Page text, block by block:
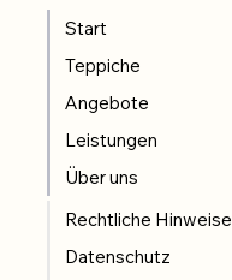
Start
Teppiche
Angebote
Leistungen
Über uns
Rechtliche Hinweise
Datenschutz